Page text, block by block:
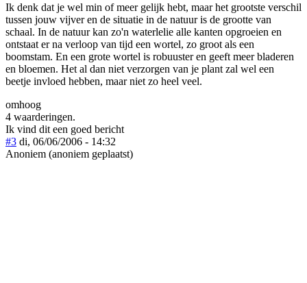
Ik denk dat je wel min of meer gelijk hebt, maar het grootste verschil
tussen jouw vijver en de situatie in de natuur is de grootte van
schaal. In de natuur kan zo'n waterlelie alle kanten opgroeien en
ontstaat er na verloop van tijd een wortel, zo groot als een
boomstam. En een grote wortel is robuuster en geeft meer bladeren
en bloemen. Het al dan niet verzorgen van je plant zal wel een
beetje invloed hebben, maar niet zo heel veel.
omhoog
4 waarderingen.
Ik vind dit een goed bericht
#3 di, 06/06/2006 - 14:32
Anoniem (anoniem geplaatst)